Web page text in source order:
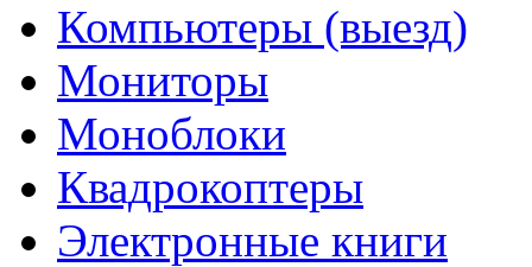
Компьютеры (выезд)
Мониторы
Моноблоки
Квадрокоптеры
Электронные книги